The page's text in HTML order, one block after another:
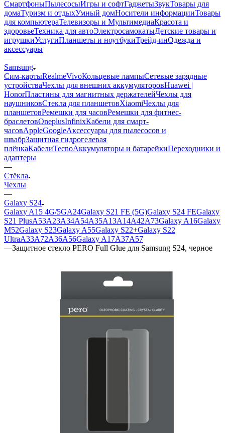
СмартфоныПылесосыИгры и софтГаджетыЗвукТовары для
домаТуризм и отдыхУмный домНосители информацииТовары
для компьютераТелевизоры и МультимедиаКрасота и
здоровьеТехника для автоЭлектросамокатыДетские товары и
игрушкиУслугиПланшеты и ноутбукиТрейд-инОдежда и
аксессуары
—
Samsung
Сим-картыRealmeVivoКольцевые лампыСетевые зарядные
устройстваЧехлы для внешних аккумуляторовHuawei |
HonorПластины для магнитных держателейЧехлы для
наушниковСтекла для планшетовXiaomiЧехлы для
планшетовРемешки для часовРемешки для фитнес-
браслетовOneplusInfinixКабели для смарт-
часовAppleGoogleАксессуары для пылесосов и
швабрЗащитная гидрогелевая
плёнкаКабелиTecnoАккумуляторы и батарейкиПереходники и
адаптеры
—
Стёкла
Чехлы
—
Galaxy S24
Galaxy A15 4G/5GA24Galaxy S21 FE (5G)Galaxy S24 FEGalaxy
S21 PlusA53A23A34A54A35A13A14A42A73Galaxy A16Galaxy
M52Galaxy S23Galaxy A55Galaxy S22+Galaxy S22
UltraA33A72A36A56Galaxy A17A37A57
—Защитное стекло PERO Full Glue для Samsung S24, черное